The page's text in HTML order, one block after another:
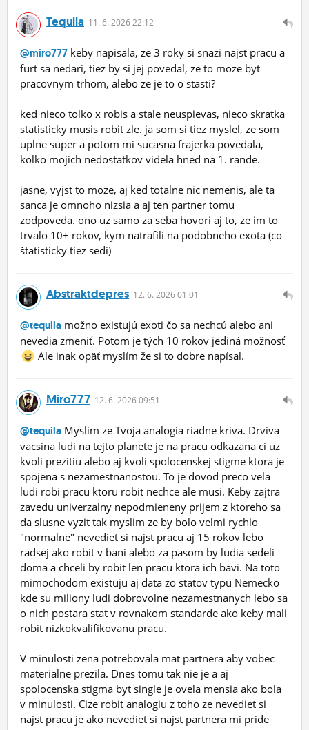
Tequila 11. 6. 2026 22:12
@miro777 keby napisala, ze 3 roky si snazi najst pracu a
furt sa nedari, tiez by si jej povedal, ze to moze byt
pracovnym trhom, alebo ze je to o stasti?
ked nieco tolko x robis a stale neuspievas, nieco skratka
statisticky musis robit zle. ja som si tiez myslel, ze som
uplne super a potom mi sucasna frajerka povedala,
kolko mojich nedostatkov videla hned na 1. rande.
jasne, vyjst to moze, aj ked totalne nic nemenis, ale ta
sanca je omnoho nizsia a aj ten partner tomu
zodpoveda. ono uz samo za seba hovori aj to, ze im to
trvalo 10+ rokov, kym natrafili na podobneho exota (co
štatisticky tiez sedi)
Abstraktdepres 12. 6. 2026 01:01
@tequila možno existujú exoti čo sa nechcú alebo ani
nevedia zmeniť. Potom je tých 10 rokov jediná možnosť
Ale inak opäť myslím že si to dobre napísal.
Miro777 12. 6. 2026 09:51
@tequila Myslim ze Tvoja analogia riadne kriva. Drviva
vacsina ludi na tejto planete je na pracu odkazana ci uz
kvoli prezitiu alebo aj kvoli spolocenskej stigme ktora je
spojena s nezamestnanostou. To je dovod preco vela
ludi robi pracu ktoru robit nechce ale musi. Keby zajtra
zavedu univerzalny nepodmieneny prijem z ktoreho sa
da slusne vyzit tak myslim ze by bolo velmi rychlo
"normalne" nevediet si najst pracu aj 15 rokov lebo
radsej ako robit v bani alebo za pasom by ludia sedeli
doma a chceli by robit len pracu ktora ich bavi. Na toto
mimochodom existuju aj data zo statov typu Nemecko
kde su miliony ludi dobrovolne nezamestnanych lebo sa
o nich postara stat v rovnakom standarde ako keby mali
robit nizkokvalifikovanu pracu.
V minulosti zena potrebovala mat partnera aby vobec
materialne prezila. Dnes tomu tak nie je a aj
spolocenska stigma byt single je ovela mensia ako bola
v minulosti. Cize robit analogiu z toho ze nevediet si
najst pracu je ako nevediet si najst partnera mi pride